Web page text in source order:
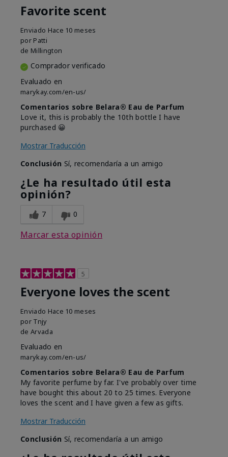
Favorite scent
Enviado Hace 10 meses
por Patti
de Millington
Comprador verificado
Evaluado en
marykay.com/en-us/
Comentarios sobre Belara® Eau de Parfum
Love it, this is probably the 10th bottle I have
purchased 😀
Mostrar Traducción
Conclusión Sí, recomendaría a un amigo
¿Le ha resultado útil esta
opinión?
7 0
Marcar esta opinión
5
Everyone loves the scent
Enviado Hace 10 meses
por Tnjy
de Arvada
Evaluado en
marykay.com/en-us/
Comentarios sobre Belara® Eau de Parfum
My favorite perfume by far. I've probably over time
have bought this about 20 to 25 times. Everyone
loves the scent and I have given a few as gifts.
Mostrar Traducción
Conclusión Sí, recomendaría a un amigo